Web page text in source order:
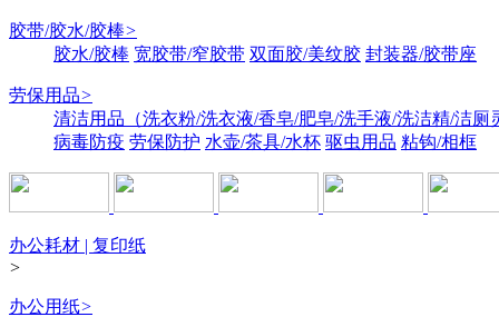
胶带/胶水/胶棒>
胶水/胶棒 宽胶带/窄胶带 双面胶/美纹胶 封装器/胶带座
劳保用品>
清洁用品（洗衣粉/洗衣液/香皂/肥皂/洗手液/洗洁精/洁厕
病毒防疫 劳保防护 水壶/茶具/水杯 驱虫用品 粘钩/相框
办公耗材 | 复印纸
>
办公用纸>